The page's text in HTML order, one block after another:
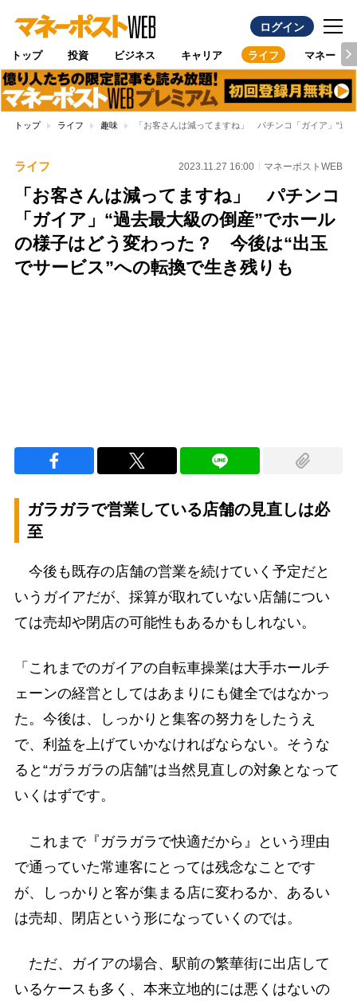
ログイン
トップ 投資 ビジネス キャリア ライフ マネー
トップ ライフ 趣味 「お客さんは減ってますね」 パチンコ「ガイア」“過
ライフ 2023.11.27 16:00 マネーポストWEB
「お客さんは減ってますね」 パチンコ
「ガイア」“過去最大級の倒産”でホール
の様子はどう変わった？ 今後は“出玉
でサービス”への転換で生き残りも
ガラガラで営業している店舗の見直しは必
至
今後も既存の店舗の営業を続けていく予定だと
いうガイアだが、採算が取れていない店舗につい
ては売却や閉店の可能性もあるかもしれない。
「これまでのガイアの自転車操業は大手ホールチ
ェーンの経営としてはあまりにも健全ではなかっ
た。今後は、しっかりと集客の努力をしたうえ
で、利益を上げていかなければならない。そうな
ると“ガラガラの店舗”は当然見直しの対象となって
いくはずです。
これまで『ガラガラで快適だから』という理由
で通っていた常連客にとっては残念なことです
が、しっかりと客が集まる店に変わるか、あるい
は売却、閉店という形になっていくのでは。
ただ、ガイアの場合、駅前の繁華街に出店して
いるケースも多く、本来立地的には悪くはないの